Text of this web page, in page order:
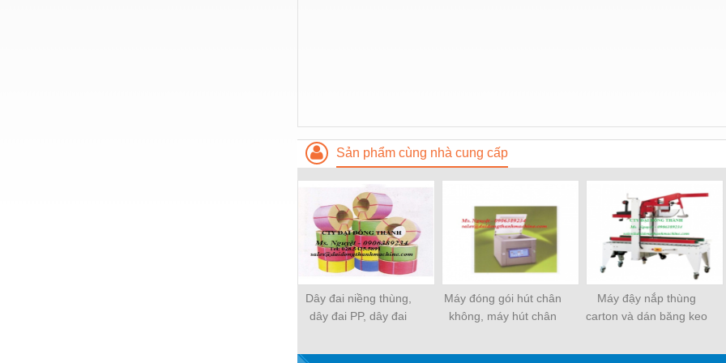
Sản phẩm cùng nhà cung cấp
Dây đai niềng thùng,
dây đai PP, dây đai
Máy đóng gói hút chân
không, máy hút chân
Máy đậy nắp thùng
carton và dán băng keo